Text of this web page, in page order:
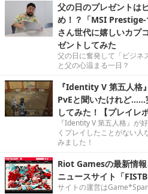
父の日のプレゼントは
め！？「MSI
さん世代に嬉しいカプ
ゼントしてみた
父の日に奮発して「ビジネ
と父の心温まる一日？
『Identity V 第五人格
PvEと聞いたけれど……
してみた！【プレイレポ
『Identity V 第五人格』が
くプレイしたことがない
みました！
Riot Gamesの最新情
ニュースサイト「
サイトの運営は